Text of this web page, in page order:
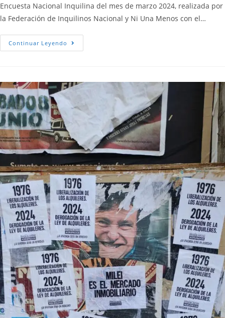
Encuesta Nacional Inquilina del mes de marzo 2024, realizada por
la Federación de Inquilinos Nacional y Ni Una Menos con el…
Continuar Leyendo